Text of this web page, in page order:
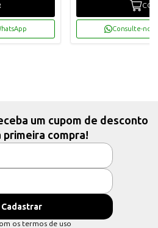
Consulte-nos
um cupom de desconto
primeira compra!
os termos de uso